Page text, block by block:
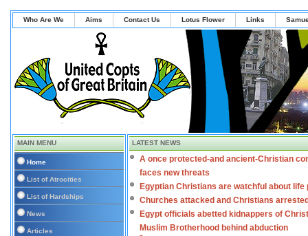
Who Are We Aims Contact Us Lotus Flower Links
MAIN MENU
Home
List of Atrocities
List of Hardships
News
Articles
LATEST NEWS
A once protected-and ancient-Christian
faces new threats
Egyptian Christians are watchful about life
Churches attacked and Christians
Egypt officials abetted kidnappers of
Muslim Brotherhood behind abduction